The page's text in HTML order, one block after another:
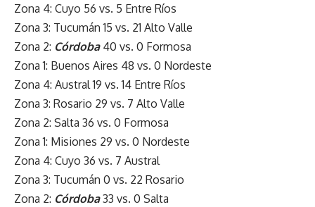
Zona 4: Cuyo 56 vs. 5 Entre Ríos
Zona 3: Tucumán 15 vs. 21 Alto Valle
Zona 2: Córdoba 40 vs. 0 Formosa
Zona 1: Buenos Aires 48 vs. 0 Nordeste
Zona 4: Austral 19 vs. 14 Entre Ríos
Zona 3: Rosario 29 vs. 7 Alto Valle
Zona 2: Salta 36 vs. 0 Formosa
Zona 1: Misiones 29 vs. 0 Nordeste
Zona 4: Cuyo 36 vs. 7 Austral
Zona 3: Tucumán 0 vs. 22 Rosario
Zona 2: Córdoba 33 vs. 0 Salta